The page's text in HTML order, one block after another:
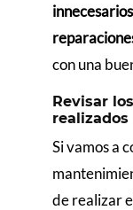
con una
Revisar
realizados
Si vamos a
de realizar